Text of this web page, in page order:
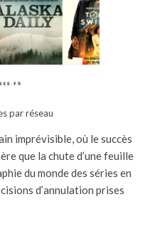
par réseau
imprévisible, où le succès
que la chute d’une feuille
du monde des séries en
d’annulation prises